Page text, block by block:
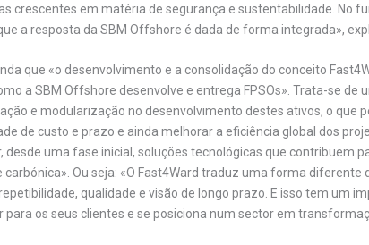
crescentes em matéria de segurança e sustentabilidade. No
a resposta da SBM Offshore é dada de forma integrada»,
que «o desenvolvimento e a consolidação do conceito
a SBM Offshore desenvolve e entrega FPSOs». Trata-se de
e modularização no desenvolvimento destes ativos, o que
de custo e prazo e ainda melhorar a eficiência global dos
desde uma fase inicial, soluções tecnológicas que contribuem
Ou seja: «O Fast4Ward traduz uma forma diferente
qualidade e visão de longo prazo. E isso tem um
para os seus clientes e se posiciona num sector em